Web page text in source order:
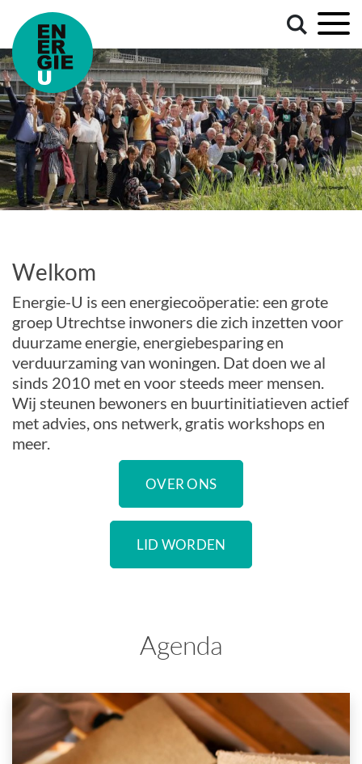
Welkom
Energie-U is een energiecoöperatie: een grote
groep Utrechtse inwoners die zich inzetten voor
duurzame energie, energiebesparing en
verduurzaming van woningen. Dat doen we al
sinds 2010 met en voor steeds meer mensen.
Wij steunen bewoners en buurtinitiatieven actief
met advies, ons netwerk, gratis workshops en
meer.
OVER ONS
LID WORDEN
Agenda